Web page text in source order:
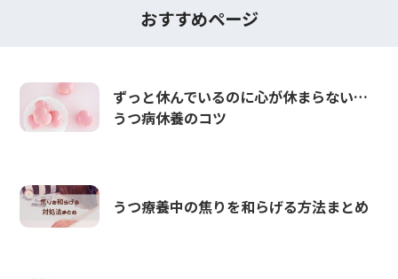
おすすめページ
ずっと休んでいるのに心が休まらない…
うつ病休養のコツ
うつ療養中の焦りを和らげる方法まとめ